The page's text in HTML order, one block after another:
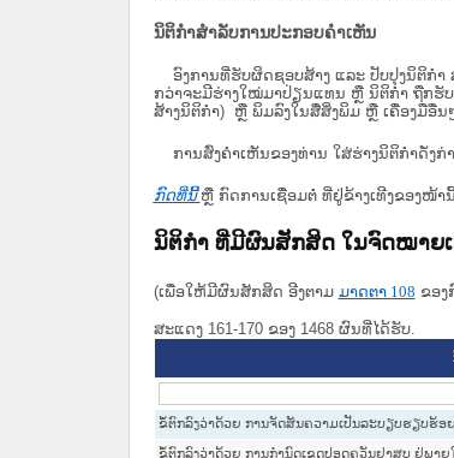
ນິຕິກຳສຳລັບການປະກອບຄຳເຫັນ
ອົງການທີ່ຮັບຜິດຊອບສ້າງ ແລະ ປັບປຸງນິຕິກຳ
ກວ່າຈະມີຮ່າງໃໝ່ມາປ່ຽນແທນ ຫຼື ນິຕິກໍາ ຖືກຮັບ
ສ້າງນິຕິກຳ) ຫຼື ພິມລົງໃນສື່ສິ່ງພິມ ຫຼື ເຄື່ອງມືອື່ນ
ການສົ່ງຄໍາເຫັນຂອງທ່ານ ໃສ່ຮ່າງນິຕິກຳດັ່ງກ່
ກົດທີ່ນີ້ ຫຼື ກົດການເຊື່ອມຕໍ່ ທີ່ຢູ່ຂ້າງເທີງຂອງໜ້າ
ນິຕິກໍາ ທີ່ມີຜົນສັກສິດ ໃນຈົດໝາຍ
(ເພື່ອໃຫ້ມີຜົນສັກສິດ ອີງຕາມ ມາດ​ຕາ 108 ຂອ
ສະແດງ 161-170 ຂອງ 1468 ຜົນທີ່ໄດ້ຮັບ.
ຂໍ້ຕົກລົງວ່າດ້ວຍ ການຈັດສັນຄວາມເປັນລະບຽບຮຽບຮ້ອ
ຂໍ້ຕົກລົງວ່າດ້ວຍ ການກຳນົດເຂດປອດຄວັນຢາສູບ ຢູ່ພາຍ